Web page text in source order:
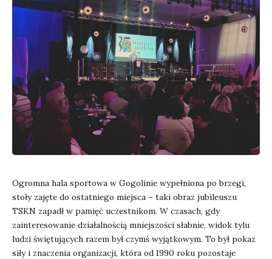
Ogromna hala sportowa w Gogolinie wypełniona po brzegi,
stoły zajęte do ostatniego miejsca – taki obraz jubileuszu
TSKN zapadł w pamięć uczestnikom. W czasach, gdy
zainteresowanie działalnością mniejszości słabnie, widok tylu
ludzi świętujących razem był czymś wyjątkowym. To był pokaz
siły i znaczenia organizacji, która od 1990 roku pozostaje